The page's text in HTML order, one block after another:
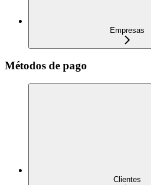
Empresas
Métodos de pago
Clientes